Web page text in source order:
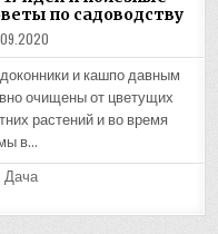
по садоводству
и кашпо давным
очищены от цветущих
растений и во время
в…
Posted
in
Дача